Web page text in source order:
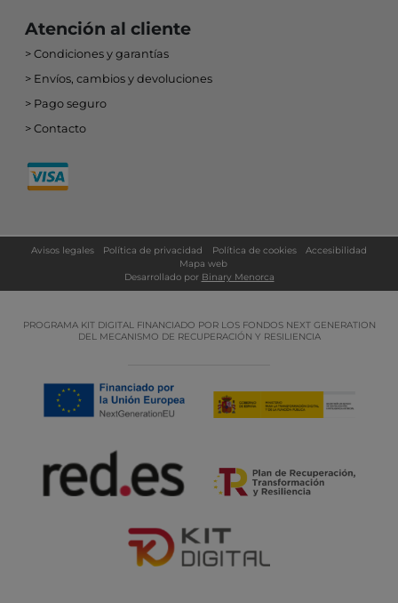
Atención al cliente
Condiciones y garantías
Envíos, cambios y devoluciones
Pago seguro
Contacto
Avisos legales Política de privacidad Política de cookies
Accesibilidad
Mapa web
Desarrollado por Binary Menorca
PROGRAMA KIT DIGITAL FINANCIADO POR LOS FONDOS NEXT GENERATION
DEL MECANISMO DE RECUPERACIÓN Y RESILIENCIA